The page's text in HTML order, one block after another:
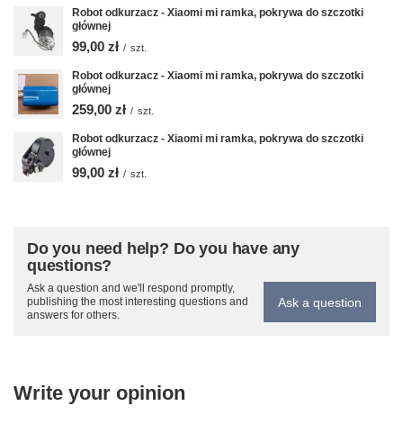
Robot odkurzacz - Xiaomi mi ramka, pokrywa do szczotki
głównej
99,00 zł / szt.
Robot odkurzacz - Xiaomi mi ramka, pokrywa do szczotki
głównej
259,00 zł / szt.
Robot odkurzacz - Xiaomi mi ramka, pokrywa do szczotki
głównej
99,00 zł / szt.
Do you need help? Do you have any
questions?
Ask a question and we'll respond promptly,
publishing the most interesting questions and
answers for others.
Ask a question
Write your opinion